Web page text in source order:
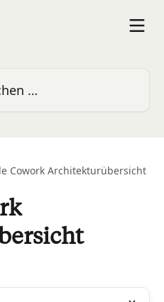
Cowork Architekturübersicht